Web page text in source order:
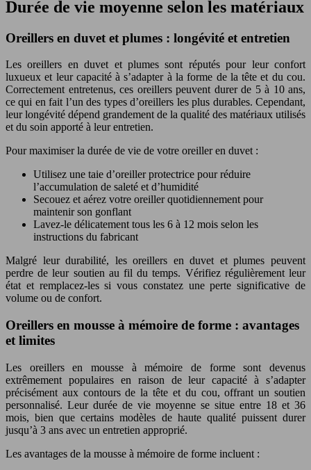
Durée de vie moyenne selon les matériaux
Oreillers en duvet et plumes : longévité et entretien
Les oreillers en duvet et plumes sont réputés pour leur confort
luxueux et leur capacité à s’adapter à la forme de la tête et du cou.
Correctement entretenus, ces oreillers peuvent durer de 5 à 10 ans,
ce qui en fait l’un des types d’oreillers les plus durables. Cependant,
leur longévité dépend grandement de la qualité des matériaux utilisés
et du soin apporté à leur entretien.
Pour maximiser la durée de vie de votre oreiller en duvet :
Utilisez une taie d’oreiller protectrice pour réduire
l’accumulation de saleté et d’humidité
Secouez et aérez votre oreiller quotidiennement pour
maintenir son gonflant
Lavez-le délicatement tous les 6 à 12 mois selon les
instructions du fabricant
Malgré leur durabilité, les oreillers en duvet et plumes peuvent
perdre de leur soutien au fil du temps. Vérifiez régulièrement leur
état et remplacez-les si vous constatez une perte significative de
volume ou de confort.
Oreillers en mousse à mémoire de forme : avantages
et limites
Les oreillers en mousse à mémoire de forme sont devenus
extrêmement populaires en raison de leur capacité à s’adapter
précisément aux contours de la tête et du cou, offrant un soutien
personnalisé. Leur durée de vie moyenne se situe entre 18 et 36
mois, bien que certains modèles de haute qualité puissent durer
jusqu’à 3 ans avec un entretien approprié.
Les avantages de la mousse à mémoire de forme incluent :